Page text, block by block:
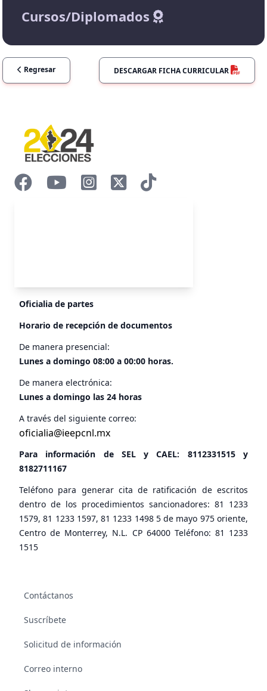
Cursos/Diplomados
Regresar DESCARGAR FICHA CURRICULAR
Oficialia de partes
Horario de recepción de documentos
De manera presencial:
Lunes a domingo 08:00 a 00:00 horas.
De manera electrónica:
Lunes a domingo las 24 horas
A través del siguiente correo:
oficialia@ieepcnl.mx
Para información de SEL y CAEL: 8112331515y
8182711167
Teléfono para generar cita de ratificación de escritos
dentro de los procedimientos sancionadores: 81 1233
1579, 81 1233 1597, 81 1233 1498 5 de mayo 975 oriente,
Centro de Monterrey, N.L. CP 64000 Teléfono: 81 1233
1515
Contáctanos
Suscríbete
Solicitud de información
Correo interno